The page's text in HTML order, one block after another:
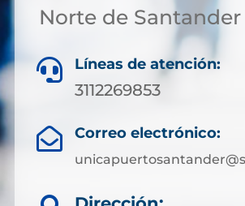
Norte de Santander
 Líneas de atención:
3112269853
 Correo electrónico: